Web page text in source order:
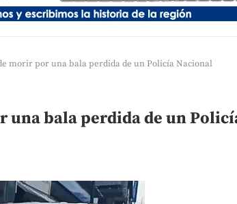
morir por una bala perdida de un Policía Nacional
una bala perdida de un